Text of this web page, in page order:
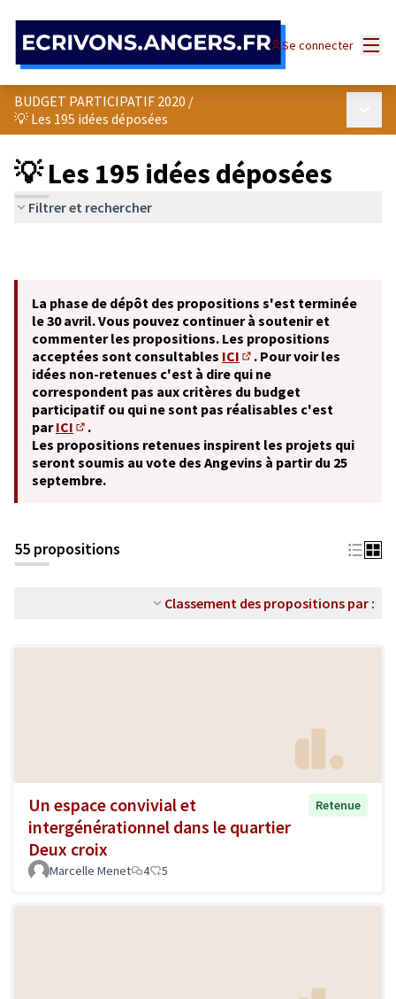
Se connecter
BUDGET PARTICIPATIF 2020 /
💡 Les 195 idées déposées
💡 Les 195 idées déposées
Filtrer et rechercher
La phase de dépôt des propositions s'est terminée
le 30 avril. Vous pouvez continuer à soutenir et
commenter les propositions. Les propositions
acceptées sont consultables ICI
(S'ouvre dans un nouvel
. Pour voir les
idées non-retenues c'est à dire qui ne
correspondent pas aux critères du budget
participatif ou qui ne sont pas réalisables c'est
parICI
(S'ouvre dans un nouvel onglet)
.
Les propositions retenues inspirent les projets qui
seront soumis au vote des Angevins à partir du 25
septembre.
55 propositions
Classement des propositions par :
Un espace convivial et
intergénérationnel dans le quartier
Deux croix
Retenue
Marcelle Menet 4 5